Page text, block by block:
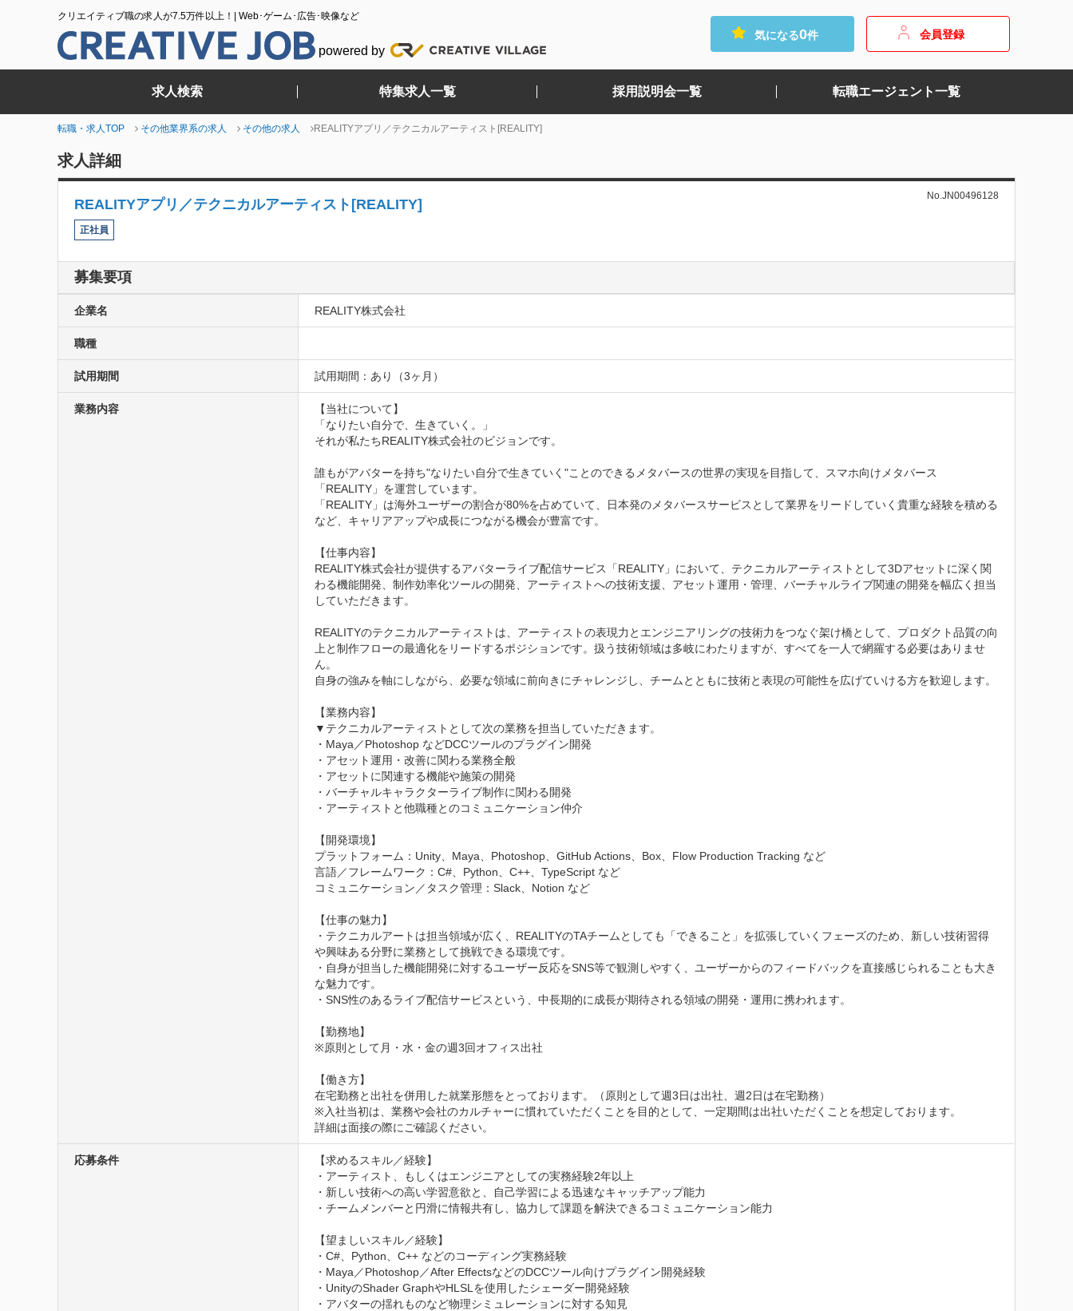
クリエイティブ職の求人が7.5万件以上！| Web･ゲーム･広告･映像など
powered by
気になる0件 会員登録
求人検索 特集求人一覧 採用説明会一覧 転職エージェント一覧
転職・求人TOP その他業界系の求人 その他の求人 REALITYアプリ／テクニカルアーティスト[REALITY]
求人詳細
REALITYアプリ／テクニカルアーティスト[REALITY]
No.JN00496128
正社員
募集要項
企業名 REALITY株式会社
職種
試用期間 試用期間：あり（3ヶ月）
業務内容
【当社について】
「なりたい自分で、生きていく。」
それが私たちREALITY株式会社のビジョンです。
誰もがアバターを持ち"なりたい自分で生きていく"ことのできるメタバースの世界の実現を目指して、スマホ向けメタバース
「REALITY」を運営しています。
「REALITY」は海外ユーザーの割合が80%を占めていて、日本発のメタバースサービスとして業界をリードしていく貴重な経験を積める
など、キャリアアップや成長につながる機会が豊富です。
【仕事内容】
REALITY株式会社が提供するアバターライブ配信サービス「REALITY」において、テクニカルアーティストとして3Dアセットに深く関
わる機能開発、制作効率化ツールの開発、アーティストへの技術支援、アセット運用・管理、バーチャルライブ関連の開発を幅広く担当
していただきます。
REALITYのテクニカルアーティストは、アーティストの表現力とエンジニアリングの技術力をつなぐ架け橋として、プロダクト品質の向
上と制作フローの最適化をリードするポジションです。扱う技術領域は多岐にわたりますが、すべてを一人で網羅する必要はありませ
ん。
自身の強みを軸にしながら、必要な領域に前向きにチャレンジし、チームとともに技術と表現の可能性を広げていける方を歓迎します。
【業務内容】
▼テクニカルアーティストとして次の業務を担当していただきます。
・Maya／Photoshop などDCCツールのプラグイン開発
・アセット運用・改善に関わる業務全般
・アセットに関連する機能や施策の開発
・バーチャルキャラクターライブ制作に関わる開発
・アーティストと他職種とのコミュニケーション仲介
【開発環境】
プラットフォーム：Unity、Maya、Photoshop、GitHub Actions、Box、Flow Production Tracking など
言語／フレームワーク：C#、Python、C++、TypeScript など
コミュニケーション／タスク管理：Slack、Notion など
【仕事の魅力】
・テクニカルアートは担当領域が広く、REALITYのTAチームとしても「できること」を拡張していくフェーズのため、新しい技術習得
や興味ある分野に業務として挑戦できる環境です。
・自身が担当した機能開発に対するユーザー反応をSNS等で観測しやすく、ユーザーからのフィードバックを直接感じられることも大き
な魅力です。
・SNS性のあるライブ配信サービスという、中長期的に成長が期待される領域の開発・運用に携われます。
【勤務地】
※原則として月・水・金の週3回オフィス出社
【働き方】
在宅勤務と出社を併用した就業形態をとっております。（原則として週3日は出社、週2日は在宅勤務）
※入社当初は、業務や会社のカルチャーに慣れていただくことを目的として、一定期間は出社いただくことを想定しております。
詳細は面接の際にご確認ください。
応募条件
【求めるスキル／経験】
・アーティスト、もしくはエンジニアとしての実務経験2年以上
・新しい技術への高い学習意欲と、自己学習による迅速なキャッチアップ能力
・チームメンバーと円滑に情報共有し、協力して課題を解決できるコミュニケーション能力
【望ましいスキル／経験】
・C#、Python、C++ などのコーディング実務経験
・Maya／Photoshop／After EffectsなどのDCCツール向けプラグイン開発経験
・UnityのShader GraphやHLSLを使用したシェーダー開発経験
・アバターの揺れものなど物理シミュレーションに対する知見